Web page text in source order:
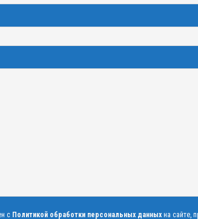
с Политикой обработки персональных данных на сайте,